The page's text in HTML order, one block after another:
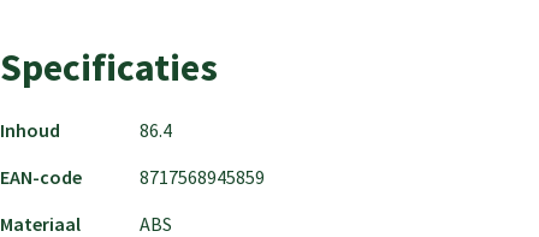
Specificaties
Inhoud
86.4
EAN-code
8717568945859
Materiaal
ABS